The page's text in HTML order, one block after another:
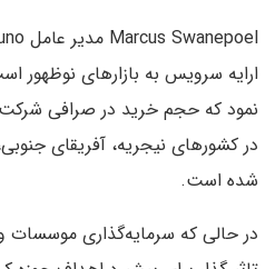
ارایه سرویس به بازارهای نوظهور
نمود که حجم خرید در صرافی شرکت
در کشورهای نیجریه، آفریقای
شده است.
در حالی که سرمایه‌گذاری موسسات